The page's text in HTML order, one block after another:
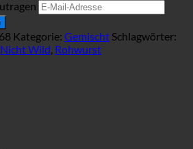
Kategorie: Gemischt Schlagwörter:
Nicht Wild, Rohwurst